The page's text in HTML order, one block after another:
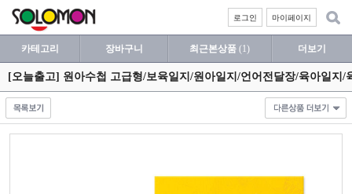
마이페이지
로그인
카테고리 장바구니 최근본상품 (1) 더보기
[오늘출고] 원아수첩 고급형/보육일지/원아일지/언어전달장/육아일지/